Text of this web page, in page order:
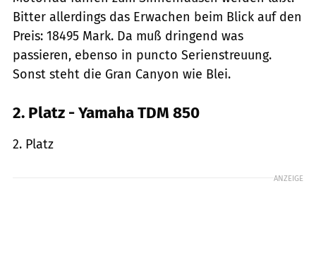
Bitter allerdings das Erwachen beim Blick auf den
Preis: 18495 Mark. Da muß dringend was
passieren, ebenso in puncto Serienstreuung.
Sonst steht die Gran Canyon wie Blei.
2. Platz - Yamaha TDM 850
2. Platz
ANZEIGE